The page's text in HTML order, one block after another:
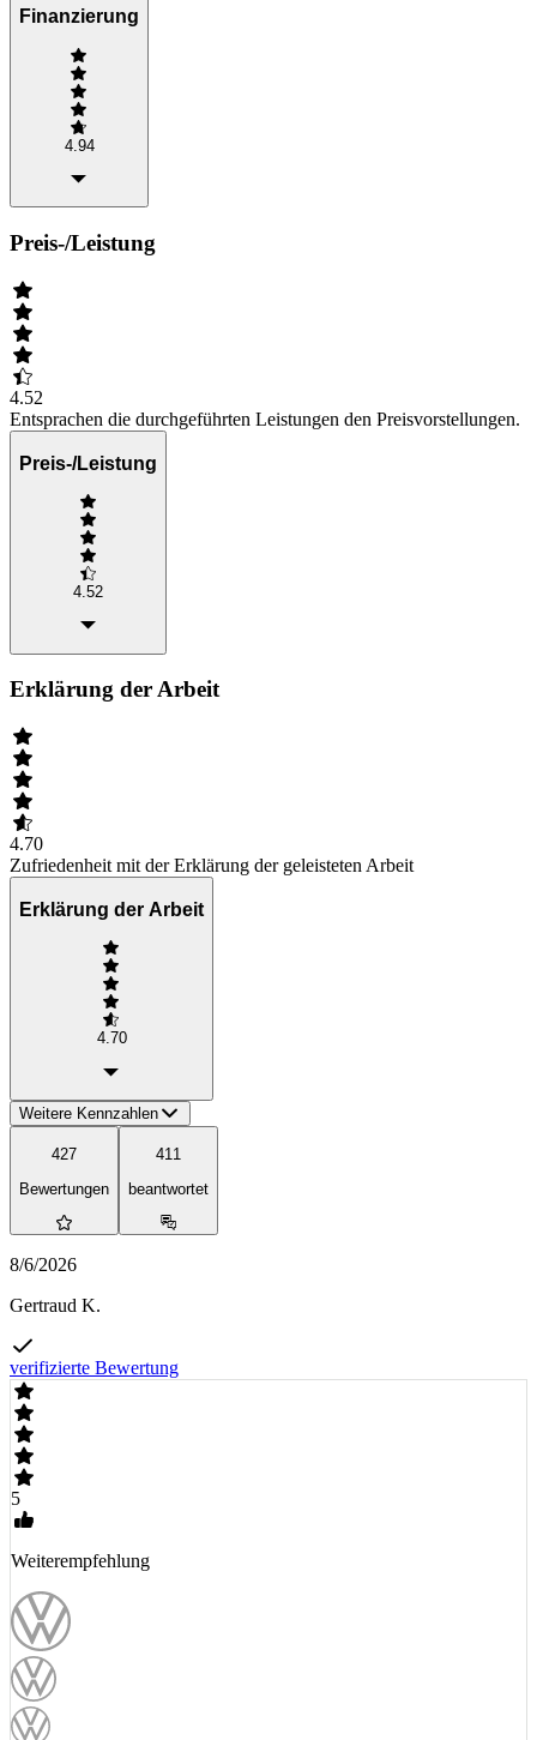
Finanzierung
4.94
Preis-/Leistung
4.52
Entsprachen die durchgeführten Leistungen den Preisvorstellungen.
Preis-/Leistung
4.52
Erklärung der Arbeit
4.70
Zufriedenheit mit der Erklärung der geleisteten Arbeit
Erklärung der Arbeit
4.70
Weitere Kennzahlen
427
Bewertungen
411
beantwortet
8/6/2026
Gertraud K.
verifizierte Bewertung
5
Weiterempfehlung